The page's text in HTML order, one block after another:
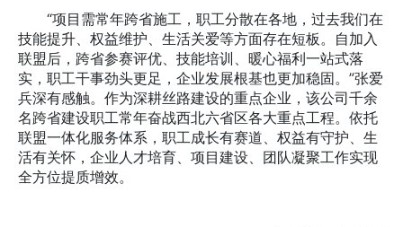
“项目需常年跨省施工，职工分散在各地，过去我们在
技能提升、权益维护、生活关爱等方面存在短板。自加入
联盟后，跨省参赛评优、技能培训、暖心福利一站式落
实，职工干事劲头更足，企业发展根基也更加稳固。”张爱
兵深有感触。作为深耕丝路建设的重点企业，该公司千余
名跨省建设职工常年奋战西北六省区各大重点工程。依托
联盟一体化服务体系，职工成长有赛道、权益有守护、生
活有关怀，企业人才培育、项目建设、团队凝聚工作实现
全方位提质增效。